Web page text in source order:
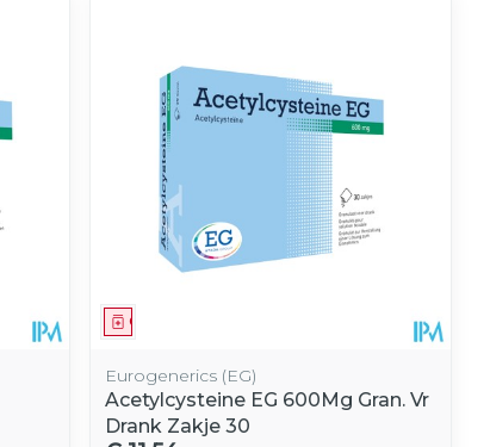
Geneesmiddel
Eurogenerics (EG)
Acetylcysteine EG 600Mg Gran. Vr
Drank Zakje 30